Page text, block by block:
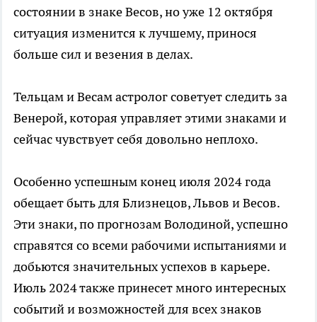
состоянии в знаке Весов, но уже 12 октября
ситуация изменится к лучшему, принося
больше сил и везения в делах.
Тельцам и Весам астролог советует следить за
Венерой, которая управляет этими знаками и
сейчас чувствует себя довольно неплохо.
Особенно успешным конец июля 2024 года
обещает быть для Близнецов, Львов и Весов.
Эти знаки, по прогнозам Володиной, успешно
справятся со всеми рабочими испытаниями и
добьются значительных успехов в карьере.
Июль 2024 также принесет много интересных
событий и возможностей для всех знаков